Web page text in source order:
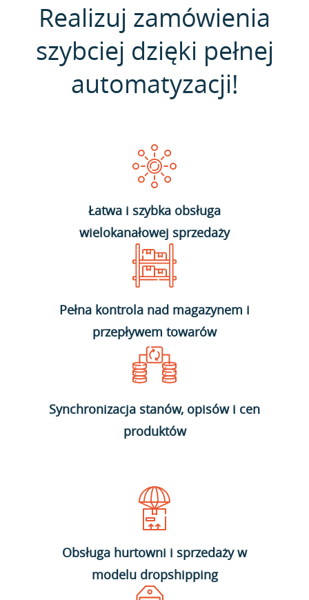
Realizuj zamówienia
szybciej dzięki pełnej
automatyzacji!
Łatwa i szybka obsługa
wielokanałowej sprzedaży
Pełna kontrola nad magazynem i
przepływem towarów
Synchronizacja stanów, opisów i cen
produktów
Obsługa hurtowni i sprzedaży w
modelu dropshipping